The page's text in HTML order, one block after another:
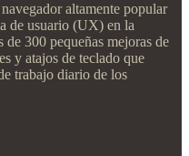
altamente popular
de usuario (UX) en la
300 pequeñas mejoras de
y atajos de teclado que
trabajo diario de los